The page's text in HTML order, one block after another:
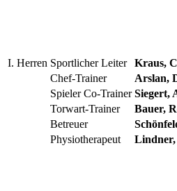
I. Herren Sportlicher Leiter
Kraus,
Chef-Trainer
Arslan,
Spieler Co-Trainer Siegert,
Torwart-Trainer
Bauer,
Betreuer
Physiotherapeut